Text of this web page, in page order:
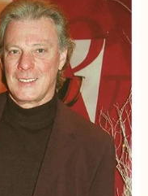
sa veuve Cléo à
Herbert
et sa femme
chez eux à
©JLPPA /